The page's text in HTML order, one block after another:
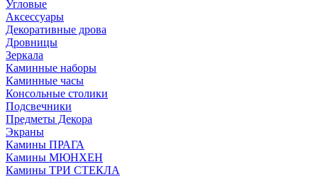
Угловые
Аксессуары
Декоративные дрова
Дровницы
Зеркала
Каминные наборы
Каминные часы
Консольные столики
Подсвечники
Предметы Декора
Экраны
Камины ПРАГА
Камины МЮНХЕН
Камины ТРИ СТЕКЛА